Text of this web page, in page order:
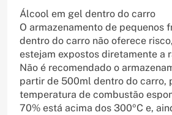
Álcool em gel dentro do carro
O armazenamento de pequenos
dentro do carro não oferece
estejam expostos diretamente a
Não é recomendado o
partir de 500ml dentro do carro,
temperatura de combustão
70% está acima dos 300ºC e,